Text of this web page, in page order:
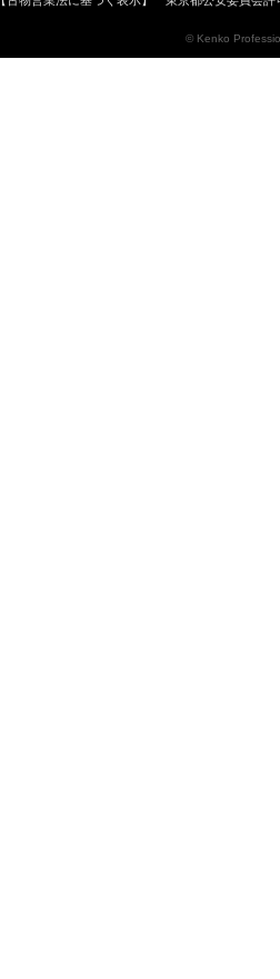
© Kenko